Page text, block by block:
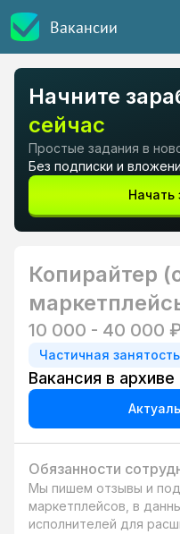
Вакансии
Начните
сейчас
Простые задания в
Без подписки и
Начать
Копирайтер
10 000 - 40 000
Частичная занятость
Вакансия в архиве
Обязанности
Мы пишем отзывы и
маркетплейсов, в
исполнителей для